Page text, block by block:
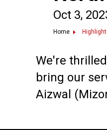
Oct 3,
Home
We're
bring our
Aizwal